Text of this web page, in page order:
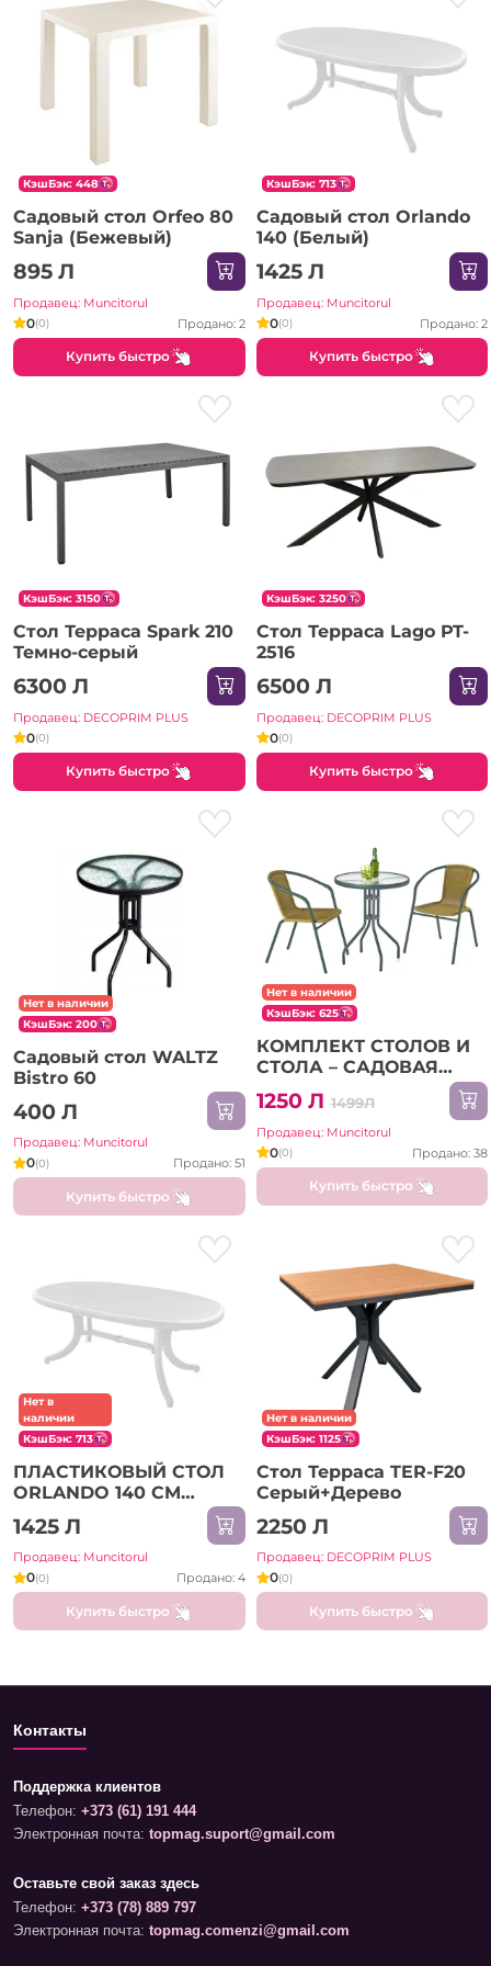
КэшБэк: 448
Садовый стол Orfeo 80
Sanja (Бежевый)
895 Л
Продавец: Muncitorul
0(0) Продано: 2
Купить быстро
КэшБэк: 713
Садовый стол Orlando
140 (Белый)
1425 Л
Продавец: Muncitorul
0(0) Продано: 2
Купить быстро
КэшБэк: 3150
Стол Терраса Spark 210
Темно-серый
6300 Л
Продавец: DECOPRIM PLUS
0(0)
Купить быстро
КэшБэк: 3250
Стол Терраса Lago PT-
2516
6500 Л
Продавец: DECOPRIM PLUS
0(0)
Купить быстро
Нет в наличии
КэшБэк: 200
Садовый стол WALTZ
Bistro 60
400 Л
Продавец: Muncitorul
0(0) Продано: 51
Купить быстро
Нет в наличии
КэшБэк: 625
КОМПЛЕКТ СТОЛОВ И
СТОЛА – САДОВАЯ
МЕБЕЛЬ WALTZ
BISTRO (F1086)
1250 Л 1499Л
Продавец: Muncitorul
0(0) Продано: 38
Купить быстро
Нет в
наличии
КэшБэк: 713
ПЛАСТИКОВЫЙ СТОЛ
ORLANDO 140 CM
БЕЛЫЙ (7105A)
1425 Л
Продавец: Muncitorul
0(0) Продано: 4
Купить быстро
Нет в наличии
КэшБэк: 1125
Стол Терраса TER-F20
Серый+Дерево
2250 Л
Продавец: DECOPRIM PLUS
0(0)
Купить быстро
Контакты
Поддержка клиентов
Телефон: +373 (61) 191 444
Электронная почта: topmag.suport@gmail.com
Оставьте свой заказ здесь
Телефон: +373 (78) 889 797
Электронная почта: topmag.comenzi@gmail.com